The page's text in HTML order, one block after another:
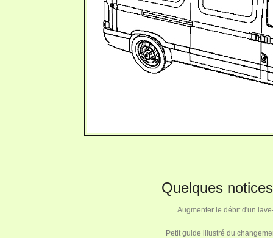
Quelques
Augmenter le débit d'un
Petit guide illustré du